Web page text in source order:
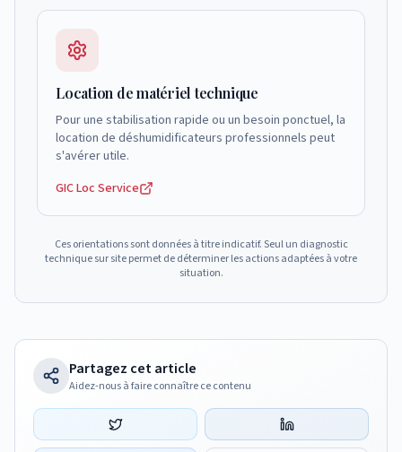
Location de matériel technique
Pour une stabilisation rapide ou un besoin ponctuel, la
location de déshumidificateurs professionnels peut
s'avérer utile.
GIC Loc Service
Ces orientations sont données à titre indicatif. Seul un diagnostic
technique sur site permet de déterminer les actions adaptées à votre
situation.
Partagez cet article
Aidez-nous à faire connaître ce contenu